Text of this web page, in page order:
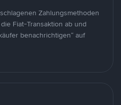
Zahlungsmethoden
Fiat-Transaktion ab und
benachrichtigen“ auf